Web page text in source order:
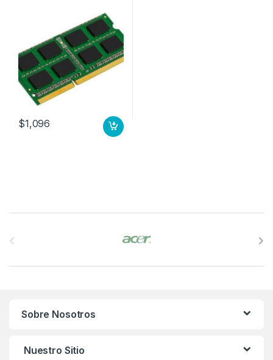
DDR3L-1600- 204- pin-
MF49GA A7022339 693374-
$1,096
Sobre Nosotros
Nuestro Sitio